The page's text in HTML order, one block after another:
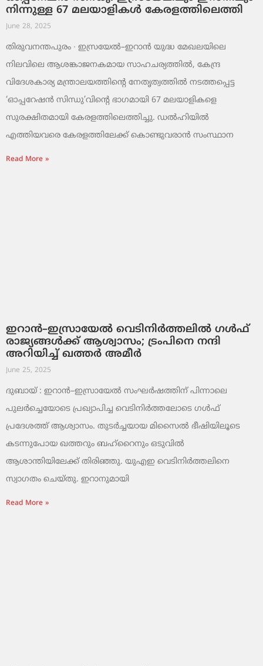
നിന്നുള്ള 67 മലയാളികൾ കേരളത്തിലെത്തി
June 28, 2025
തിരുവനന്തപുരം ∙ ഇസ്രയേൽ–ഇറാൻ യുദ്ധ മേഖലയിലെ
നിലവിലെ ആശങ്കാജനകമായ സാഹചര്യത്തിൽ, കേന്ദ്ര
വിദേശകാര്യ മന്ത്രാലയത്തിന്റെ നേതൃത്വത്തിൽ നടത്തപ്പെട്ട
‘ഓപ്പറേഷൻ സിന്ധു’വിന്റെ ഭാഗമായി 67 മലയാളികളെ
സുരക്ഷിതമായി കേരളത്തിലെത്തിച്ചു. ഡൽഹിയിൽ
എത്തിയവരെ കേരളത്തിലേക്ക് കൊണ്ടുവരാൻ സംസ്ഥാന
Read More »
ഇറാൻ–ഇസ്രായേൽ വെടിനിർത്തലിൽ ഗൾഫ്
രാജ്യങ്ങൾക്ക് ആശ്വാസം; ട്രംപിനെ നന്ദി
അറിയിച്ച് ഖത്തർ അമീർ
June 25, 2025
ദുബായ് : ഇറാൻ–ഇസ്രായേൽ സംഘർഷത്തിന് പിന്നാലെ
പുലർച്ചെയോടെ പ്രഖ്യാപിച്ച വെടിനിർത്തലോടെ ഗൾഫ്
പ്രദേശത്ത് ആശ്വാസം. തുടർച്ചയായ മിസൈൽ ഭീഷിയിലൂടെ
കടന്നുപോയ ഖത്തറും ബഹ്റൈനും ഒടുവിൽ
ആശാന്തിയിലേക്ക് തിരിഞ്ഞു. യു‌എ‌ഇ വെടിനിർത്തലിനെ
സ്വാഗതം ചെയ്തു. ഇറാനുമായി
Read More »